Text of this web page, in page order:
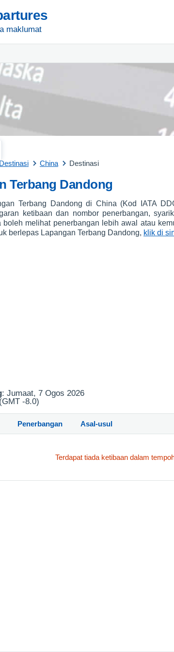
maklumat
Destinasi China Destinasi
Terbang Dandong
Terbang Dandong di China (Kod IATA
ketibaan dan nombor penerbangan,
melihat penerbangan lebih awal atau
berlepas Lapangan Terbang Dandong, klik di
: Jumaat, 7 Ogos 2026
-8.0)
Penerbangan Asal-usul
Terdapat tiada ketibaan dalam